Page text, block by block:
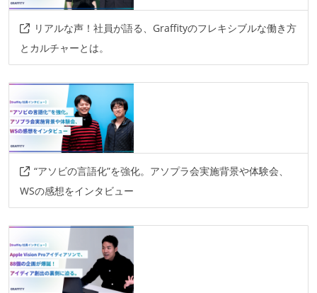
リアルな声！社員が語る、Graffityのフレキシブルな働き方
とカルチャーとは。
“アソビの言語化”を強化。アソプラ会実施背景や体験会、
WSの感想をインタビュー